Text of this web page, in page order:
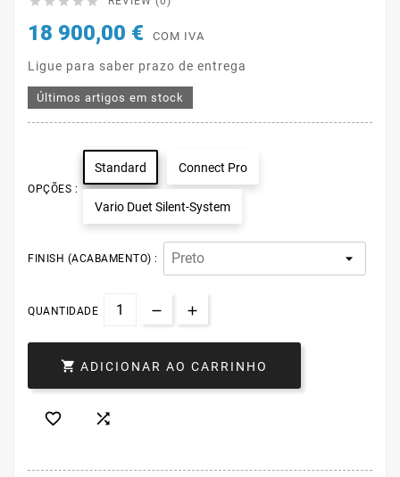
18 900,00 € COM IVA
Ligue para saber prazo de entrega
Últimos artigos em stock
OPÇÕES :
Standard Connect Pro
Vario Duet Silent-System
FINISH (ACABAMENTO) :
QUANTIDADE
 ADICIONAR AO CARRINHO
 